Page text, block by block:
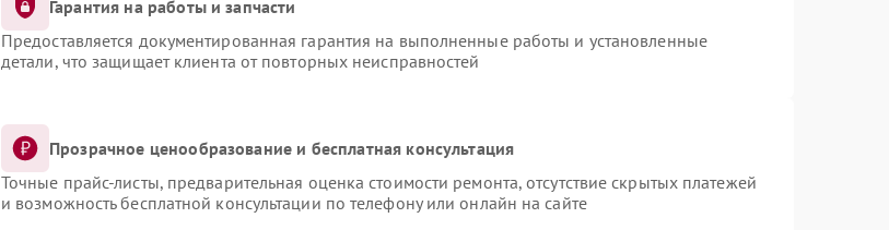
Гарантия на работы и запчасти
Предоставляется документированная гарантия на выполненные работы и установленные
детали, что защищает клиента от повторных неисправностей
Прозрачное ценообразование и бесплатная консультация
Точные прайс-листы, предварительная оценка стоимости ремонта, отсутствие скрытых платежей
и возможность бесплатной консультации по телефону или онлайн на сайте